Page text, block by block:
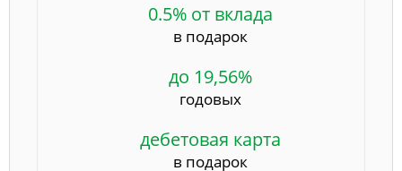
0.5% от вклада
в подарок
до 19,56%
годовых
дебетовая карта
в подарок